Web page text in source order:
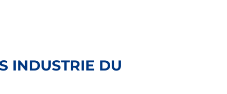
INDUSTRIE DU